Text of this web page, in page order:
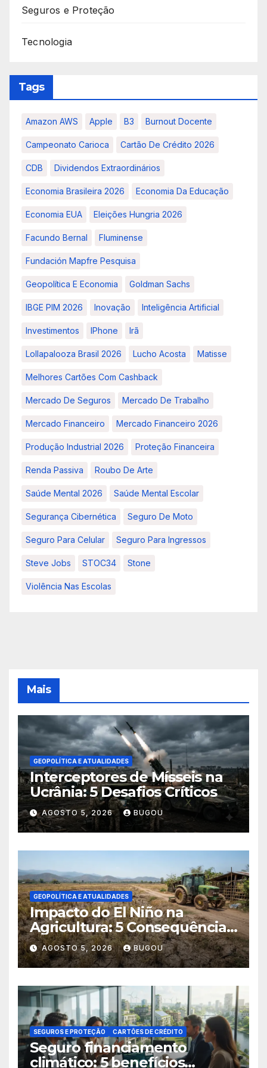
Seguros e Proteção
Tecnologia
Tags
Amazon AWS Apple B3 Burnout Docente
Campeonato Carioca Cartão De Crédito 2026
CDB Dividendos Extraordinários
Economia Brasileira 2026 Economia Da Educação
Economia EUA Eleições Hungria 2026
Facundo Bernal Fluminense
Fundación Mapfre Pesquisa
Geopolítica E Economia Goldman Sachs
IBGE PIM 2026 Inovação Inteligência Artificial
Investimentos IPhone Irã
Lollapalooza Brasil 2026 Lucho Acosta Matisse
Melhores Cartões Com Cashback
Mercado De Seguros Mercado De Trabalho
Mercado Financeiro Mercado Financeiro 2026
Produção Industrial 2026 Proteção Financeira
Renda Passiva Roubo De Arte
Saúde Mental 2026 Saúde Mental Escolar
Segurança Cibernética Seguro De Moto
Seguro Para Celular Seguro Para Ingressos
Steve Jobs STOC34 Stone
Violência Nas Escolas
Mais
GEOPOLÍTICA E ATUALIDADES
Interceptores de Mísseis na
Ucrânia: 5 Desafios Críticos
AGOSTO 5, 2026 BUGOU
GEOPOLÍTICA E ATUALIDADES
Impacto do El Niño na
Agricultura: 5 Consequências
Críticas
AGOSTO 5, 2026 BUGOU
SEGUROS E PROTEÇÃO CARTÕES DE CRÉDITO
Seguro financiamento
climático: 5 benefícios